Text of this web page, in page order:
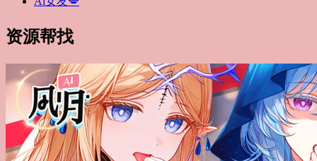
资源帮找